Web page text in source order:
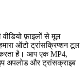
फ़ाइलों से मूल
ऑटो ट्रांसक्रिप्शन टूल
करता है। आप एक MP4,
अपलोड और ट्रांसक्राइब